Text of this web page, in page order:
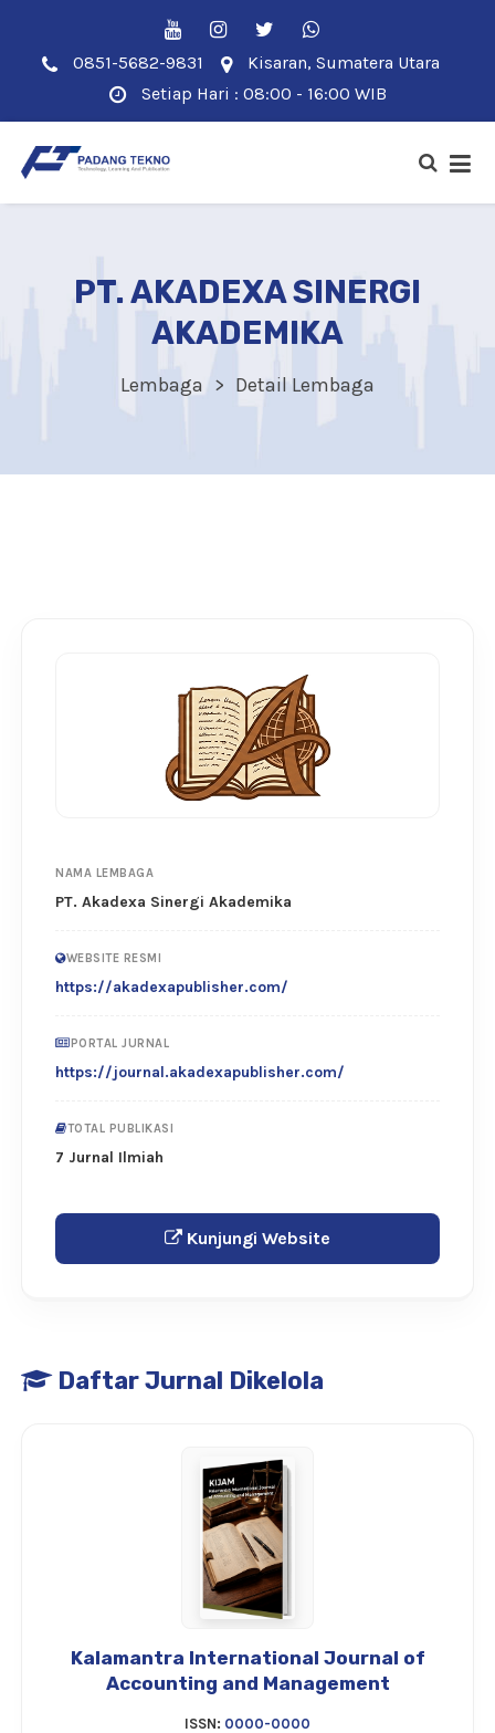
0851-5682-9831
Kisaran, Sumatera Utara
Setiap Hari : 08:00 - 16:00 WIB
PT. AKADEXA SINERGI
AKADEMIKA
Lembaga Detail Lembaga
NAMA LEMBAGA
PT. Akadexa Sinergi Akademika
WEBSITE RESMI
https://akadexapublisher.com/
PORTAL JURNAL
https://journal.akadexapublisher.com/
TOTAL PUBLIKASI
7 Jurnal Ilmiah
Kunjungi Website
Daftar Jurnal Dikelola
Kalamantra International Journal of
Accounting and Management
ISSN: 0000-0000